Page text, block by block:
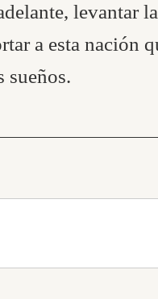
levantar
a esta nación
sueños.